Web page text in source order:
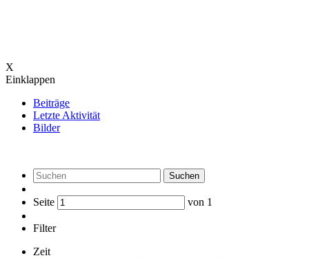
X
Einklappen
Beiträge
Letzte Aktivität
Bilder
Suchen
Seite von 1
Filter
Zeit